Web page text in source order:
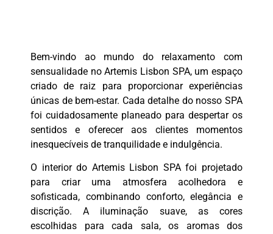
Bem-vindo ao mundo do relaxamento com
sensualidade no Artemis Lisbon SPA, um espaço
criado de raiz para proporcionar experiências
únicas de bem-estar. Cada detalhe do nosso SPA
foi cuidadosamente planeado para despertar os
sentidos e oferecer aos clientes momentos
inesquecíveis de tranquilidade e indulgência.
O interior do Artemis Lisbon SPA foi projetado
para criar uma atmosfera acolhedora e
sofisticada, combinando conforto, elegância e
discrição. A iluminação suave, as cores
escolhidas para cada sala, os aromas dos